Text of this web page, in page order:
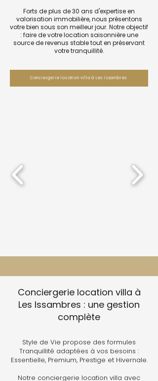
Forts de plus de 30 ans d'expertise en
valorisation immobilière, nous présentons
votre bien sous son meilleur jour. Notre objectif
: faire de votre location saisonnière une
source de revenus stable tout en préservant
votre tranquillité.
Conciergerie location villa à Les Issambres
Conciergerie location villa à
Les Issambres : une gestion
complète
Style de Vie propose des formules
Tranquillité adaptées à vos besoins :
Essentielle, Premium, Prestige et Hivernale.
Notre conciergerie location villa avec